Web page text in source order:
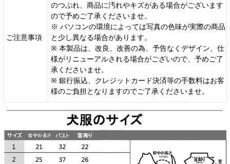
ご注意事項
のつぶれ、商品に汚れやキズがある場合がございます
ので予めご了承くださいませ。
※ パソコンの環境によっては写真の色味が実際の商品
と少し異なる場合があります。
※ 本製品は、改良、改善の為、予告なくデザイン、仕
様がリニューアルされる場合がございので、予めご了
承くださいませ。
※ 銀行振込、クレジットカード決済等の手数料はお客
様のご負担となりますのでご了承くださいませ。